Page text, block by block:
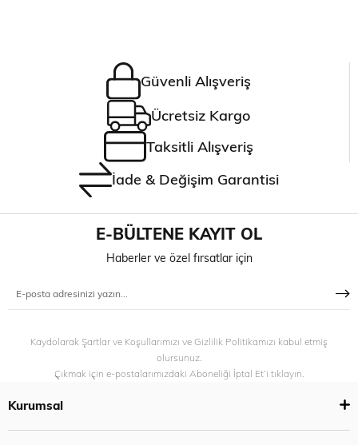
Güvenli Alışveriş
Ücretsiz Kargo
Taksitli Alışveriş
İade & Değişim Garantisi
E-BÜLTENE KAYIT OL
Haberler ve özel fırsatlar için
Kaydolarak Şartlar ve Koşullarımızı ve Gizlilik Politikamızı kabul etmiş
olursunuz.
Çıkmak için e-postalarımızdaki Aboneliği İptal Et’i tıklayın.
Kurumsal